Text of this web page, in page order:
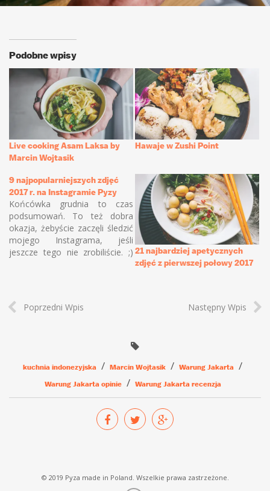
Podobne wpisy
Live cooking Asam Laksa by
Marcin Wojtasik
Hawaje w Zushi Point
9 najpopularniejszych zdjęć
2017 r. na Instagramie Pyzy
Końcówka grudnia to czas
podsumowań. To też dobra
okazja, żebyście zaczęli śledzić
mojego Instagrama, jeśli
jeszcze tego nie zrobiliście. ;)
z Instagrama Pyzy, z roku 2017.
Nie wiem czy jest to dla mnie
21 najbardziej apetycznych
zdjęć z pierwszej połowy 2017
Poprzedni Wpis Następny Wpis
kuchnia indonezyjska Marcin Wojtasik
Warung Jakarta
Warung Jakarta opinie
Warung Jakarta recenzja
© 2019 Pyza made in Poland. Wszelkie prawa zastrzeżone.